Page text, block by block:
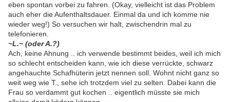
eben spontan vorbei zu fahren. (Okay, vielleicht ist das Problem
auch eher die Aufenthaltsdauer. Einmal da und ich komme nie
wieder weg!) So versuchen wir halt, zwischendrin mal zu
telefonieren.
~L.~ (oder A.?)
Ach, keine Ahnung .. ich verwende bestimmt beides, weil ich mich
so schlecht entscheiden kann, wie ich diese verrückte, schwarz
angehauchte Schafhüterin jetzt nennen soll. Wohnt nicht ganz so
weit weg wie T., sehe ich trotzdem viel zu selten. Dabei kann die
Frau so verdammt gut kochen .. eigentlich müsste sie mich